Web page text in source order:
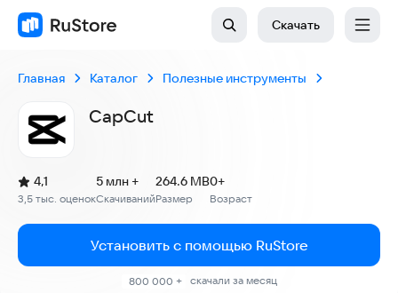
Скачать
Главная Каталог Полезные инструменты
CapCut
Рейтинг:
4,1
(
3,5 тыс. оценок
)
Скачиваний
5 млн +
Размер
264.6 MB
Возраст
0+
Установить с помощью RuStore
800 000 + скачали за месяц